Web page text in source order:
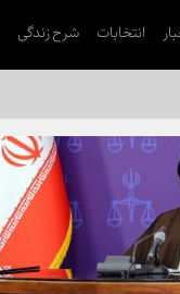
انتخابات شرح زندگی